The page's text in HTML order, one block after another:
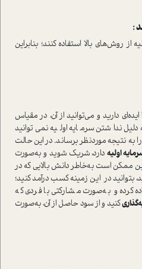
از روش‌های بالا ا‌ستفاده کنند؛ بنابراین
دارید و می‌توانید از آن‌، در مقیاس
نداشتن سرمایه اولیه نمی‌توانید
به نتیجه موردنظر برساند. در این حالت
اولیهدارد، شریک شوید و به‌صورت
ممکن ا‌ست به‌خاطر دانش بالایی که در
بتوانید در این زمینه کسب در‌آمد کنید؛
کرده و به‌صورت مشارکتی با فردی که
کنید و از سود حاصل از آن‌، به‌صورت